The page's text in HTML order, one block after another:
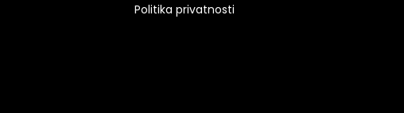
Politika privatnosti